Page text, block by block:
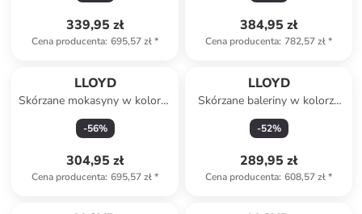
339,95 zł
Cena producenta: 695,57 zł*
384,95 zł
Cena producenta: 782,57 zł*
LLOYD
Skórzane mokasyny w kolorze
beżowym
-56%
304,95 zł
Cena producenta: 695,57 zł*
LLOYD
Skórzane baleriny w kolorze
beżowym
-52%
289,95 zł
Cena producenta: 608,57 zł*